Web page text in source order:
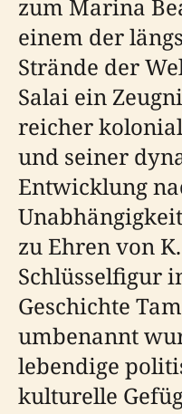
zum Marina
einem der
Strände der
Salai ein
reicher
und seiner
Entwicklung
zu Ehren von
Schlüsselfigur
Geschichte
umbenannt
lebendige
kulturelle